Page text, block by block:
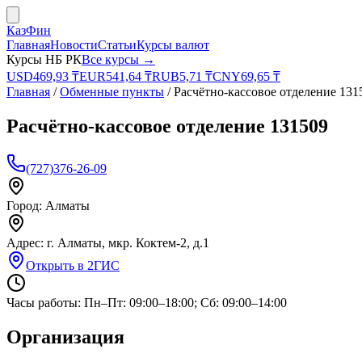
КазФин
ГлавнаяНовостиСтатьиКурсы валют
Курсы НБ РКВсе курсы →
USD469,93 ₸EUR541,64 ₸RUB5,71 ₸CNY69,65 ₸
Главная /Обменные пункты /Расчётно-кассовое отделение
Расчётно-кассовое отделение 131509
(727)376-26-09
Город: Алматы
Адрес: г. Алматы, мкр. Коктем-2, д.1
Открыть в 2ГИС
Часы работы: Пн–Пт: 09:00–18:00; Сб: 09:00–14:00
Организация